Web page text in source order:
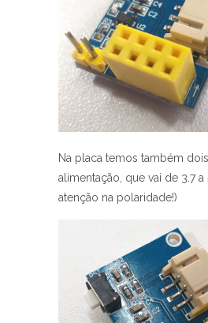
Na placa temos também
alimentação, que vai de 3.7 a
atenção na polaridade!)